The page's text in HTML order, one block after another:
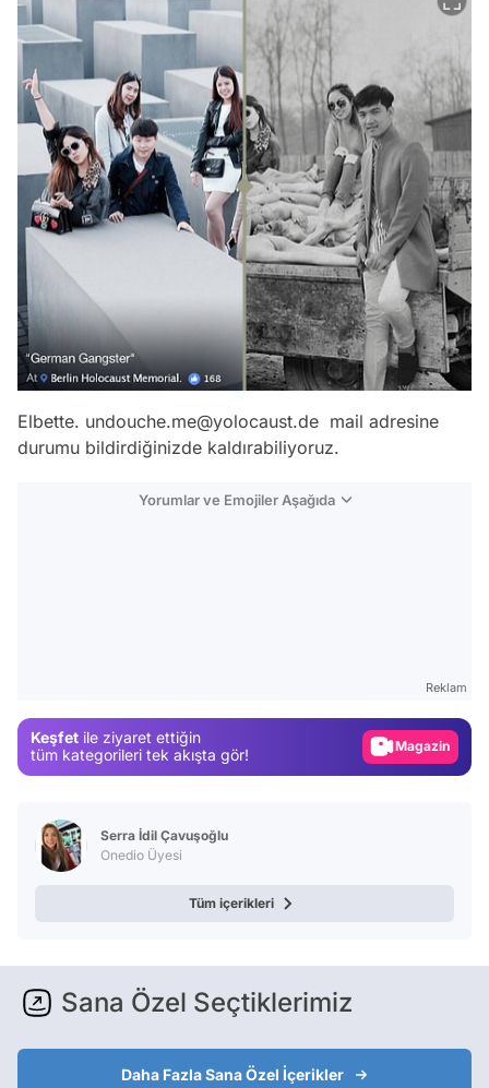
Elbette. undouche.me@yolocaust.de mail adresine
durumu bildirdiğinizde kaldırabiliyoruz.
Yorumlar ve Emojiler Aşağıda
Reklam
Keşfet ile ziyaret ettiğin
tüm kategorileri tek akışta gör!
Video
Serra İdil Çavuşoğlu
Onedio Üyesi
Tüm içerikleri
Sana Özel Seçtiklerimiz
Daha Fazla Sana Özel İçerikler